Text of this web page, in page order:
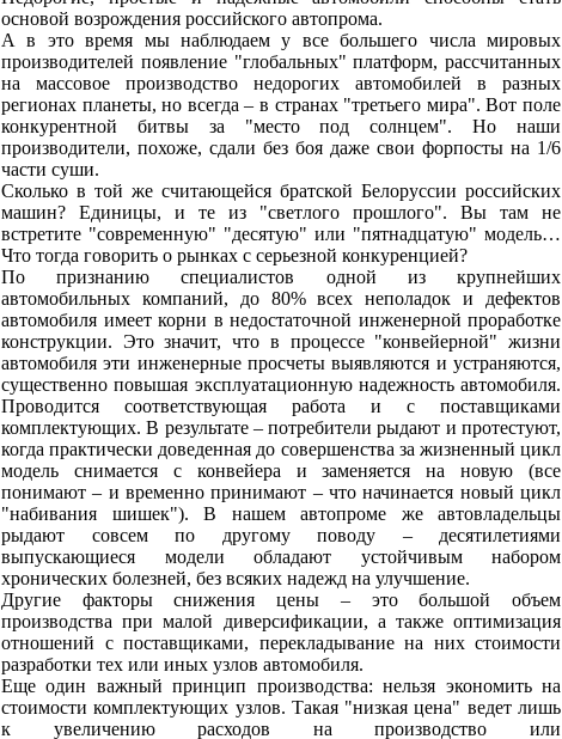
основой возрождения российского автопрома.
А в это время мы наблюдаем у все большего числа мировых
производителей появление "глобальных" платформ, рассчитанных
на массовое производство недорогих автомобилей в разных
регионах планеты, но всегда – в странах "третьего мира". Вот поле
конкурентной битвы за "место под солнцем". Но наши
производители, похоже, сдали без боя даже свои форпосты на 1/6
части суши.
Сколько в той же считающейся братской Белоруссии российских
машин? Единицы, и те из "светлого прошлого". Вы там не
встретите "современную" "десятую" или "пятнадцатую" модель…
Что тогда говорить о рынках с серьезной конкуренцией?
По признанию специалистов одной из крупнейших
автомобильных компаний, до 80% всех неполадок и дефектов
автомобиля имеет корни в недостаточной инженерной проработке
конструкции. Это значит, что в процессе "конвейерной" жизни
автомобиля эти инженерные просчеты выявляются и устраняются,
существенно повышая эксплуатационную надежность автомобиля.
Проводится соответствующая работа и с поставщиками
комплектующих. В результате – потребители рыдают и протестуют,
когда практически доведенная до совершенства за жизненный цикл
модель снимается с конвейера и заменяется на новую (все
понимают – и временно принимают – что начинается новый цикл
"набивания шишек"). В нашем автопроме же автовладельцы
рыдают совсем по другому поводу – десятилетиями
выпускающиеся модели обладают устойчивым набором
хронических болезней, без всяких надежд на улучшение.
Другие факторы снижения цены – это большой объем
производства при малой диверсификации, а также оптимизация
отношений с поставщиками, перекладывание на них стоимости
разработки тех или иных узлов автомобиля.
Еще один важный принцип производства: нельзя экономить на
стоимости комплектующих узлов. Такая "низкая цена" ведет лишь
к увеличению расходов на производство или